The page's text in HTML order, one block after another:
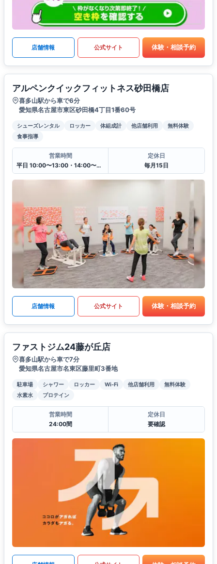
店舗情報 公式サイト 体験・相談予約
アルペンクイックフィットネス砂田橋店
喜多山駅から車で6分
愛知県名古屋市東区砂田橋4丁目1番60号
シューズレンタル ロッカー 体組成計 他店舗利用
無料体験
食事指導
営業時間
平日 10:00〜13:00・14:00〜20:30
定休日
毎月15日
店舗情報 公式サイト 体験・相談予約
ファストジム24藤が丘店
喜多山駅から車で7分
愛知県名古屋市名東区藤里町3番地
駐車場 シャワー ロッカー Wi-Fi 他店舗利用
無料体験
水素水
プロテイン
営業時間
24:00間
定休日
要確認